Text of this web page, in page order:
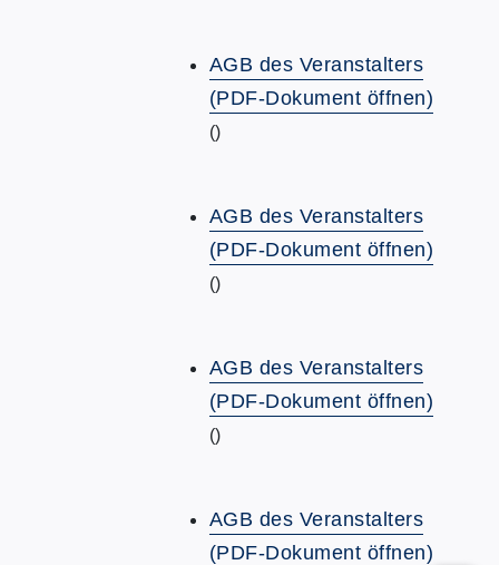
AGB des Veranstalters
(PDF-Dokument öffnen)
()
AGB des Veranstalters
(PDF-Dokument öffnen)
()
AGB des Veranstalters
(PDF-Dokument öffnen)
()
AGB des Veranstalters
(PDF-Dokument öffnen)